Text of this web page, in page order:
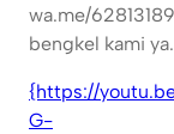
wa.me/
bengkel kami ya.
{https://
G-